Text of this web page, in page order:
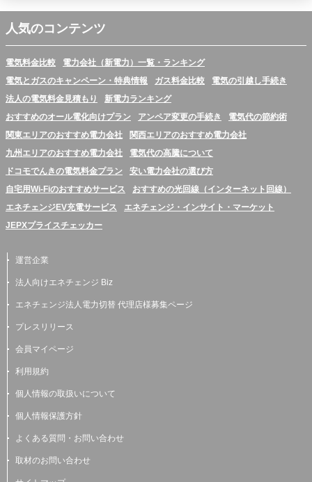
人気のコンテンツ
電気料金比較
電力会社（新電力）一覧・ランキング
電気とガスのキャンペーン・特典情報
ガス料金比較
電気の引越し手続き
法人の電気料金見積もり
新電力ランキング
おすすめのオール電化向けプラン
アンペア変更の手続き
電気代の節約術
関東エリアのおすすめ電力会社
関西エリアのおすすめ電力会社
九州エリアのおすすめ電力会社
電気代の高騰について
ドコモでんきの電気料金プラン
安い電力会社の選び方
自宅用Wi-Fiのおすすめサービス
おすすめの光回線（インターネット回線）
エネチェンジEV充電サービス
エネチェンジ・インサイト・マーケット
JEPXプライスチェッカー
運営企業
法人向けエネチェンジ Biz
エネチェンジ法人電力切替 代理店様募集ページ
プレスリリース
会員マイページ
利用規約
個人情報の取扱いについて
個人情報保護方針
よくある質問・お問い合わせ
取材のお問い合わせ